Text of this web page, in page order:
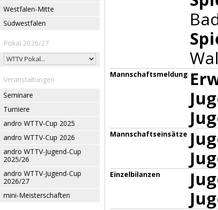
Westfalen-Mitte
Südwestfalen
Pokal 2026/27
Veranstaltungen
Seminare
Turniere
andro WTTV-Cup 2025
andro WTTV-Cup 2026
andro WTTV-Jugend-Cup
2025/26
andro WTTV-Jugend-Cup
2026/27
mini-Meisterschaften
Mannschaftsmeldung
Mannschaftseinsätze
Einzelbilanzen